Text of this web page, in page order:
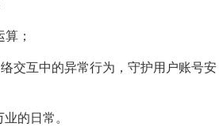
；
交互中的异常行为，守护用户账号安
的日常。